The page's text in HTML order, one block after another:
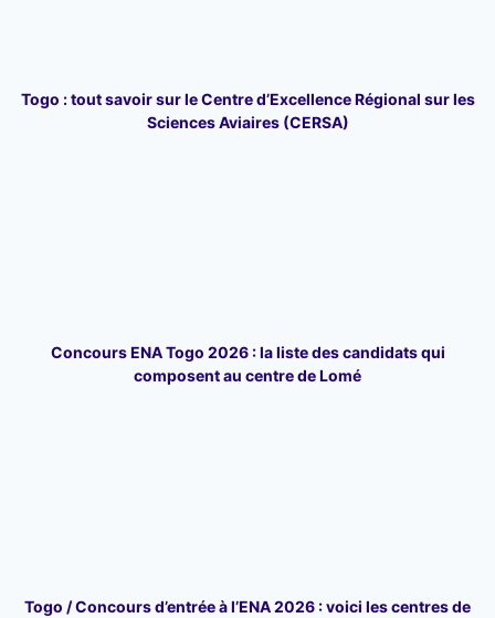
Togo : tout savoir sur le Centre d’Excellence Régional sur les
Sciences Aviaires (CERSA)
Concours ENA Togo 2026 : la liste des candidats qui
composent au centre de Lomé
Togo / Concours d’entrée à l’ENA 2026 : voici les centres de